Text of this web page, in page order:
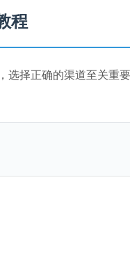
程
选择正确的渠道至关重